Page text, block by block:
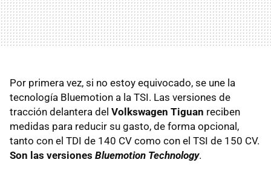
Por primera vez, si no estoy equivocado, se une la
tecnología Bluemotion a la TSI. Las versiones de
tracción delantera del Volkswagen Tiguan reciben
medidas para reducir su gasto, de forma opcional,
tanto con el TDI de 140 CV como con el TSI de 150 CV.
Son las versiones Bluemotion Technology.